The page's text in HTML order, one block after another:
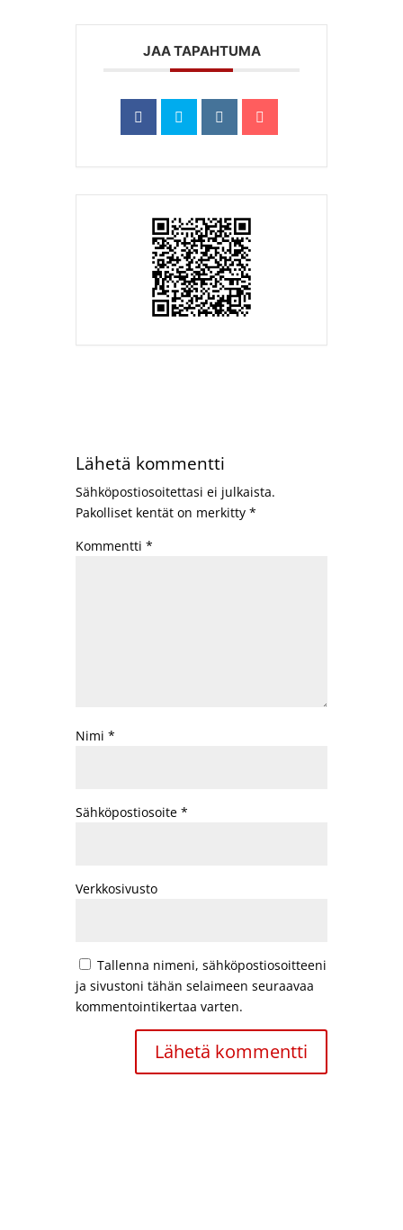
JAA TAPAHTUMA
Lähetä kommentti
Sähköpostiosoitettasi ei julkaista.
Pakolliset kentät on merkitty *
Kommentti *
Nimi *
Sähköpostiosoite *
Verkkosivusto
Tallenna nimeni, sähköpostiosoitteeni
ja sivustoni tähän selaimeen seuraavaa
kommentointikertaa varten.